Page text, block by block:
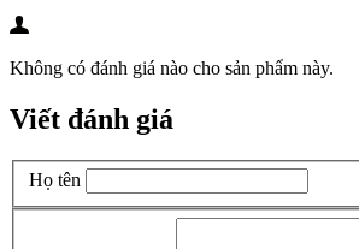
Không có đánh giá nào cho sản phẩm này.
Viết đánh giá
Họ tên